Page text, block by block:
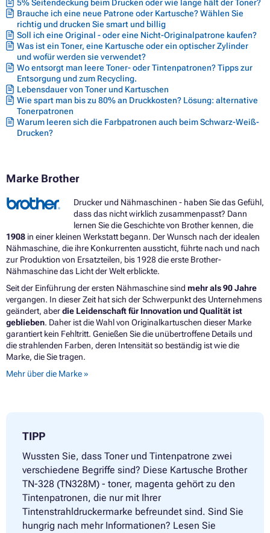
5% Seitendeckung beim Drucken oder wie lange hält der Toner?
Brauche ich eine neue Patrone oder Kartusche? Wählen Sie
richtig und drucken Sie smart und billig
Soll ich eine Original - oder eine Nicht-Originalpatrone kaufen?
Was ist ein Toner, eine Kartusche oder ein optischer Zylinder
und wofür werden sie verwendet?
Wo entsorgt man leere Toner- oder Tintenpatronen? Tipps zur
Entsorgung und zum Recycling.
Lebensdauer von Toner und Kartuschen
Wie spart man bis zu 80% an Druckkosten? Lösung: alternative
Tonerpatronen
Warum leeren sich die Farbpatronen auch beim Schwarz-Weiß-
Drucken?
Marke Brother
Drucker und Nähmaschinen - haben Sie das Gefühl,
dass das nicht wirklich zusammenpasst? Dann
lernen Sie die Geschichte von Brother kennen, die
1908 in einer kleinen Werkstatt begann. Der Wunsch nach der idealen
Nähmaschine, die ihre Konkurrenten aussticht, führte nach und nach
zur Produktion von Ersatzteilen, bis 1928 die erste Brother-
Nähmaschine das Licht der Welt erblickte.
Seit der Einführung der ersten Nähmaschine sind mehr als 90 Jahre
vergangen. In dieser Zeit hat sich der Schwerpunkt des Unternehmens
geändert, aberdie Leidenschaft für Innovation und Qualität ist
geblieben. Daher ist die Wahl von Originalkartuschen dieser Marke
garantiert kein Fehltritt. Genießen Sie die unübertroffene Details und
die strahlenden Farben, deren Intensität so beständig ist wie die
Marke, die Sie tragen.
Mehr über die Marke »
TIPP
Wussten Sie, dass Toner und Tintenpatrone zwei
verschiedene Begriffe sind? Diese Kartusche Brother
TN-328 (TN328M) - toner, magenta gehört zu den
Tintenpatronen, die nur mit Ihrer
Tintenstrahldruckermarke befreundet sind. Sind Sie
hungrig nach mehr Informationen? Lesen Sie